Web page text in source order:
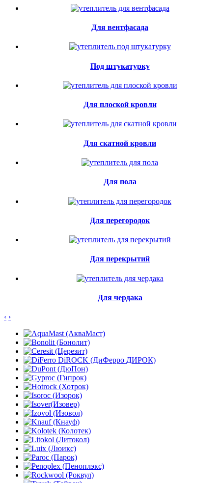
Для вентфасада
Под штукатурку
Для плоской кровли
Для скатной кровли
Для пола
Для перегородок
Для перекрытий
Для чердака
‹ ›